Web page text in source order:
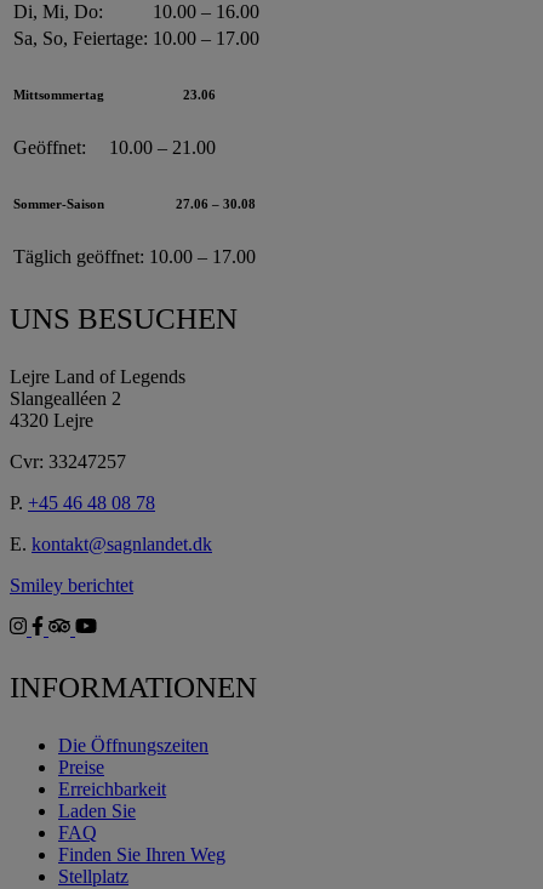
Di, Mi, Do:
10.00 – 16.00
Sa, So, Feiertage: 10.00 – 17.00
Mittsommertag 23.06
Geöffnet: 10.00 – 21.00
Sommer-Saison 27.06 – 30.08
Täglich geöffnet: 10.00 – 17.00
UNS BESUCHEN
Lejre Land of Legends
Slangealléen 2
4320 Lejre
Cvr: 33247257
P. +45 46 48 08 78
E. kontakt@sagnlandet.dk
Smiley berichtet
INFORMATIONEN
Die Öffnungszeiten
Preise
Erreichbarkeit
Laden Sie
FAQ
Finden Sie Ihren Weg
Stellplatz